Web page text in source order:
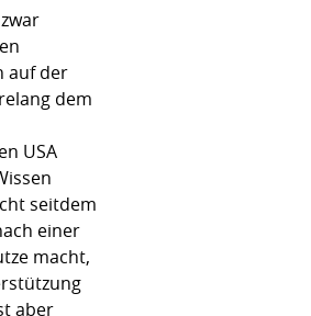
auf der
dem
USA
seitdem
einer
macht,
aber